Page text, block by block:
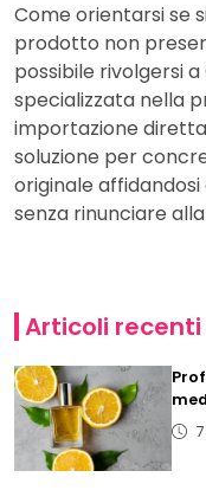
Come orientarsi se
prodotto non
possibile rivolgersi a
specializzata nella
importazione
soluzione per
originale
senza rinunciare
Articoli recenti